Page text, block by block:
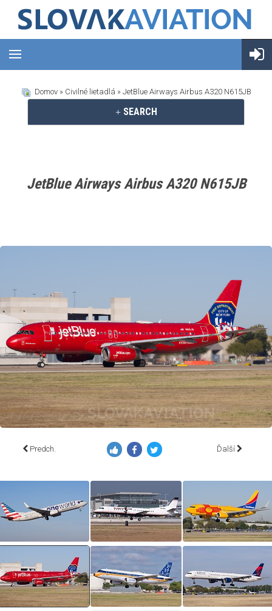
Domov » Civilné lietadlá » JetBlue Airways Airbus A320 N615JB
SEARCH
JetBlue Airways Airbus A320 N615JB
Predch. Ďalší